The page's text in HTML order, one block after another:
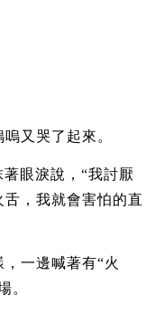
又哭了起來。
眼淚說，“我討厭
，我就會害怕的直
一邊喊著有“火
。